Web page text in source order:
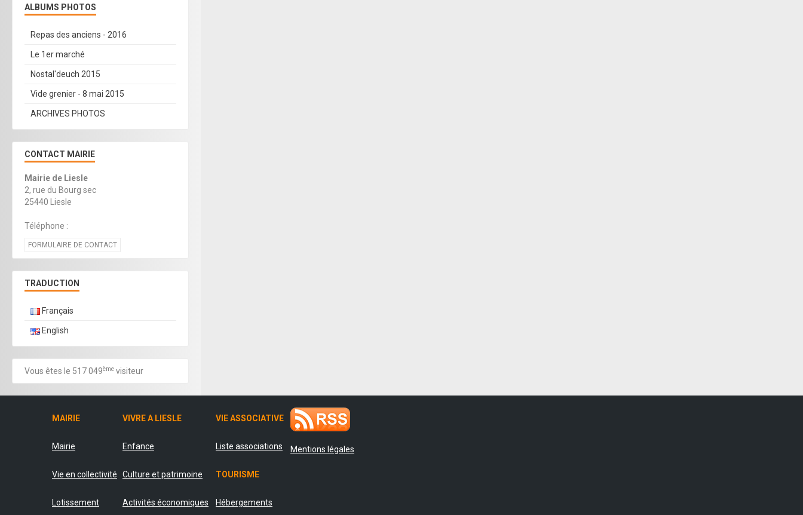
ALBUMS PHOTOS
Repas des anciens - 2016
Le 1er marché
Nostal'deuch 2015
Vide grenier - 8 mai 2015
ARCHIVES PHOTOS
CONTACT MAIRIE
Mairie de Liesle
2, rue du Bourg sec
25440 Liesle
Téléphone :
FORMULAIRE DE CONTACT
TRADUCTION
Français
English
Vous êtes le 517 049ème visiteur
MAIRIE VIVRE A LIESLE VIE ASSOCIATIVE
Mairie Enfance Liste associations
Vie en collectivité Culture et patrimoine TOURISME
Lotissement Activités économiques Hébergements
Mentions légales